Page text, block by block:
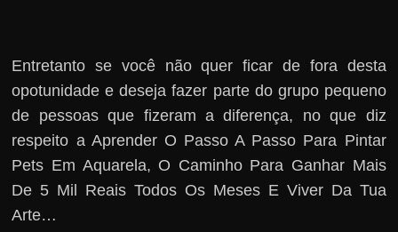
Entretanto se você não quer ficar de fora desta
opotunidade e deseja fazer parte do grupo pequeno
de pessoas que fizeram a diferença, no que diz
respeito a Aprender O Passo A Passo Para Pintar
Pets Em Aquarela, O Caminho Para Ganhar Mais
De 5 Mil Reais Todos Os Meses E Viver Da Tua
Arte…